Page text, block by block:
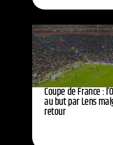
Coupe de France :
au but par Lens
retour